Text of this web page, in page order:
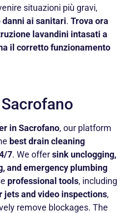
situazioni più gravi,
ai sanitari. Trova ora
lavandini intasati a
il corretto funzionamento
in Sacrofano, our platform
best drain cleaning
7. We offersink unclogging,
and emergency plumbing
professional tools, including
jets and video inspections,
remove blockages. The